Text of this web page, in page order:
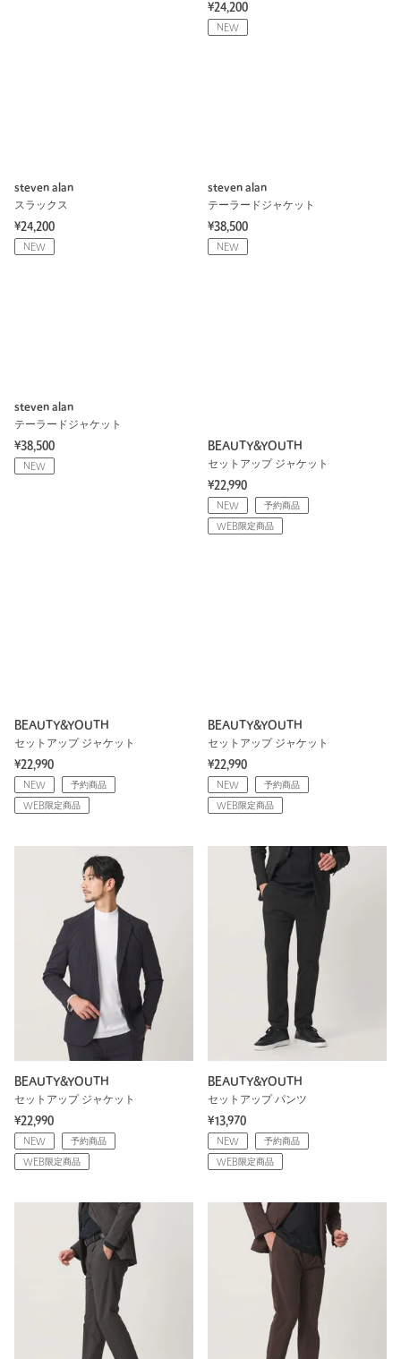
¥24,200
NEW
steven alan
スラックス
¥24,200
NEW
steven alan
テーラードジャケット
¥38,500
NEW
steven alan
テーラードジャケット
¥38,500
NEW
BEAUTY&YOUTH
セットアップ ジャケット
¥22,990
NEW 予約商品
WEB限定商品
BEAUTY&YOUTH
セットアップ ジャケット
¥22,990
NEW 予約商品
WEB限定商品
BEAUTY&YOUTH
セットアップ ジャケット
¥22,990
NEW 予約商品
WEB限定商品
BEAUTY&YOUTH
セットアップ ジャケット
¥22,990
NEW 予約商品
WEB限定商品
BEAUTY&YOUTH
セットアップ パンツ
¥13,970
NEW 予約商品
WEB限定商品